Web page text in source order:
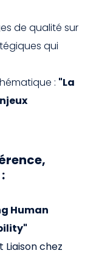
de qualité sur
qui
: "La
Human
Liaison chez